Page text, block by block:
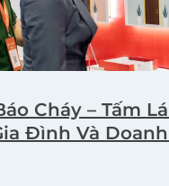
Cháy – Tấm
Đình Và